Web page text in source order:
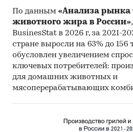
По данным «Анализа рынка
животного жира в России»
BusinesStat в 2026 г, за 2021-
стране выросли на 63% до 156
обусловлен увеличением
ключевых потребителей:
для домашних животных и
мясоперерабатывающих